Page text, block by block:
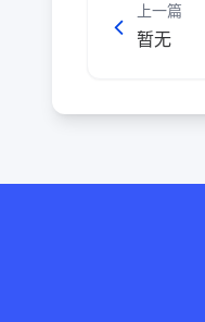
上一篇
暂无